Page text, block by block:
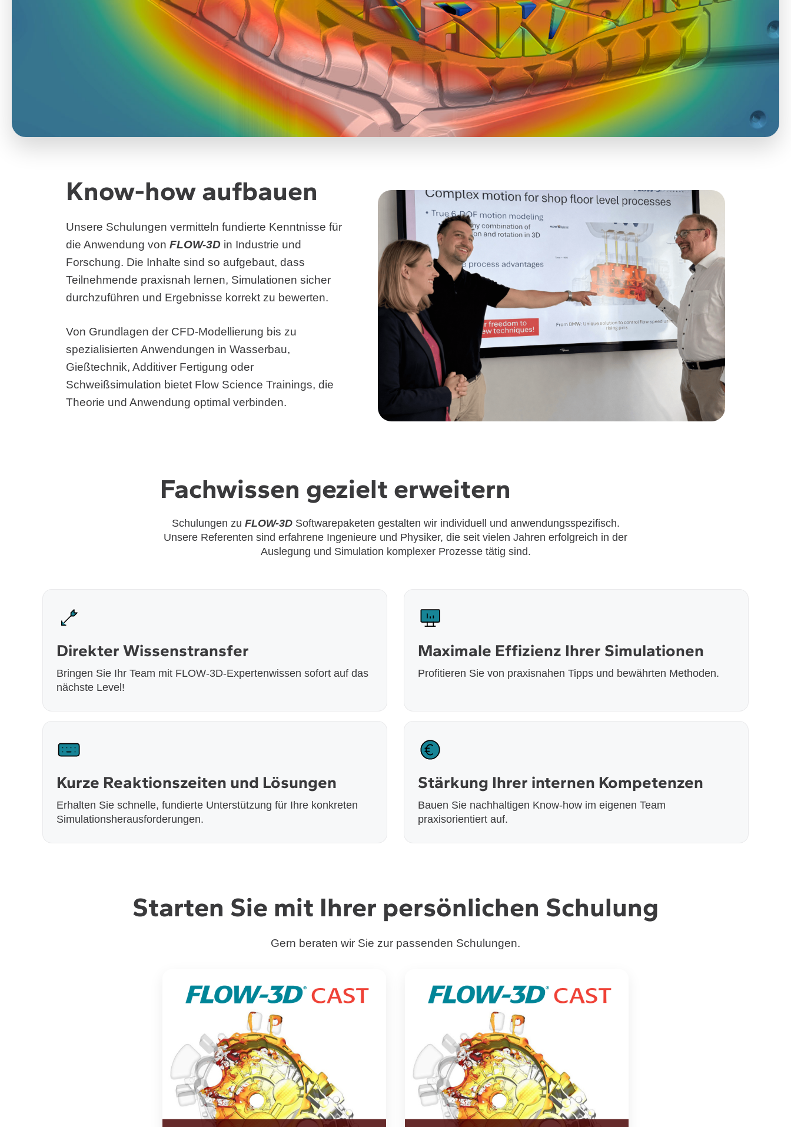
Know-how aufbauen
Unsere Schulungen vermitteln fundierte Kenntnisse für
die Anwendung von FLOW-3D in Industrie und
Forschung. Die Inhalte sind so aufgebaut, dass
Teilnehmende praxisnah lernen, Simulationen sicher
durchzuführen und Ergebnisse korrekt zu bewerten.
Von Grundlagen der CFD-Modellierung bis zu
spezialisierten Anwendungen in Wasserbau,
Gießtechnik, Additiver Fertigung oder
Schweißsimulation bietet Flow Science Trainings, die
Theorie und Anwendung optimal verbinden.
Fachwissen gezielt erweitern
Schulungen zu FLOW-3DSoftwarepaketen gestalten wir individuell und anwendungsspezifisch.
Unsere Referenten sind erfahrene Ingenieure und Physiker, die seit vielen Jahren erfolgreich in der
Auslegung und Simulation komplexer Prozesse tätig sind.
Direkter Wissenstransfer
Bringen Sie Ihr Team mit FLOW-3D-Expertenwissen sofort auf das
nächste Level!
Maximale Effizienz Ihrer Simulationen
Profitieren Sie von praxisnahen Tipps und bewährten Methoden.
Kurze Reaktionszeiten und Lösungen
Erhalten Sie schnelle, fundierte Unterstützung für Ihre konkreten
Simulationsherausforderungen.
Stärkung Ihrer internen Kompetenzen
Bauen Sie nachhaltigen Know-how im eigenen Team
praxisorientiert auf.
Starten Sie mit Ihrer persönlichen Schulung
Gern beraten wir Sie zur passenden Schulungen.